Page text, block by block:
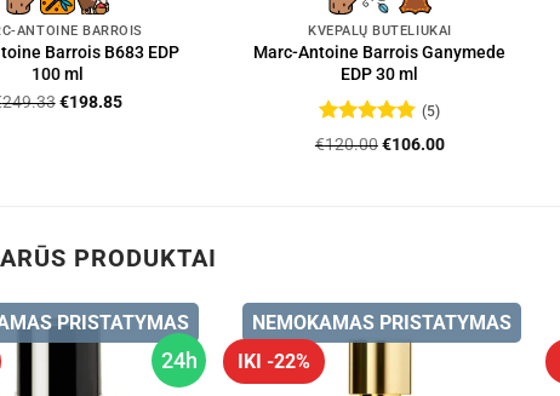
ANTOINE BARROIS
Barrois B683 EDP
100 ml
249.33Original
€198.85Current
KVEPALŲ BUTELIUKAI
Marc-Antoine Barrois Ganymede
EDP 30 ml
Įvertinimas:
(5)
€120.00Original
€106.00Current
PRODUKTAI
24h
PRISTATYMAS
IKI -22%
NEMOKAMAS PRISTATYMAS